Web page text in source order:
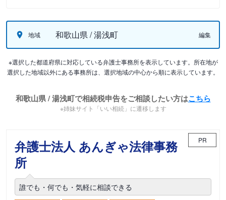
地域 和歌山県 / 湯浅町 編集
※選択した都道府県に対応している弁護士事務所を表示しています。所在地が
選択した地域以外にある事務所は、選択地域の中心から順に表示しています。
和歌山県 / 湯浅町で相続税申告をご相談したい方はこちら
※姉妹サイト「いい相続」に遷移します
弁護士法人 あんぎゃ法律事務
所
PR
誰でも・何でも・気軽に相談できる